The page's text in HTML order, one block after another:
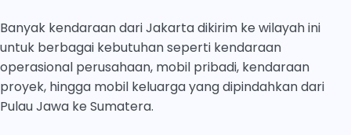
Banyak kendaraan dari Jakarta dikirim ke wilayah ini
untuk berbagai kebutuhan seperti kendaraan
operasional perusahaan, mobil pribadi, kendaraan
proyek, hingga mobil keluarga yang dipindahkan dari
Pulau Jawa ke Sumatera.